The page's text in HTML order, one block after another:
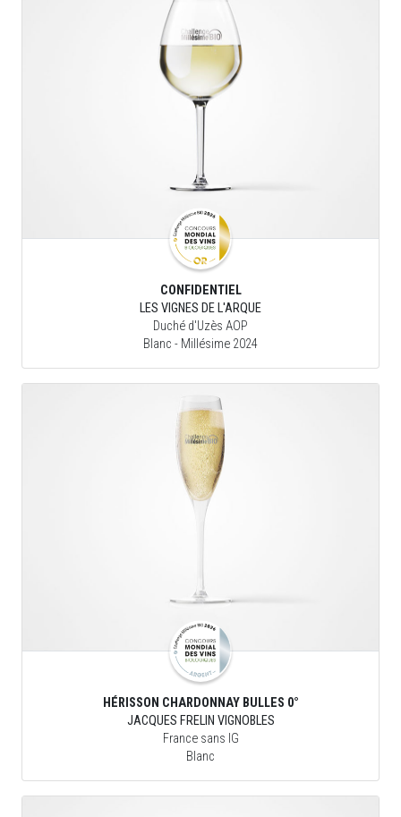
CONFIDENTIEL
LES VIGNES DE L'ARQUE
Duché d'Uzès AOP
Blanc - Millésime 2024
HÉRISSON CHARDONNAY BULLES 0°
JACQUES FRELIN VIGNOBLES
France sans IG
Blanc